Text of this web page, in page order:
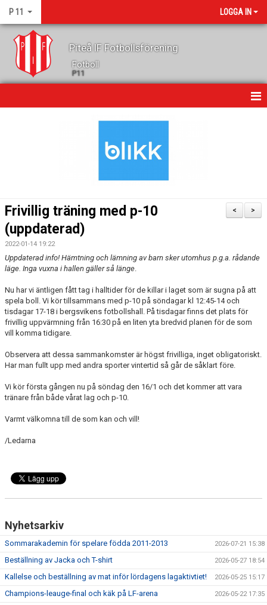
P 11 LOGGA IN
Piteå IF Fotbollsförening
Fotboll
P11
TRUPPEN
GÄSTBOK
DOKUMENT
KONTAKT
MEDLEMSKAP
>
<
Frivillig träning med p-10
(uppdaterad)
2022-01-14 19:22
Uppdaterad info! Hämtning och lämning av barn sker utomhus p.g.a. rådande
läge. Inga vuxna i hallen gäller så länge.
Nu har vi äntligen fått tag i halltider för de killar i laget som är sugna på att
spela boll. Vi kör tillsammans med p-10 på söndagar kl 12:45-14 och
tisdagar 17-18 i bergsvikens fotbollshall. På tisdagar finns det plats för
frivillig uppvärmning från 16:30 på en liten yta bredvid planen för de som
vill komma tidigare.
Observera att dessa sammankomster är högst frivilliga, inget obligatoriskt.
Har man fullt upp med andra sporter vintertid så går de såklart före.
Vi kör första gången nu på söndag den 16/1 och det kommer att vara
tränare från både vårat lag och p-10.
Varmt välkomna till de som kan och vill!
/Ledarna
Nyhetsarkiv
Sommarakademin för spelare födda 2011-2013 2026-07-21 15:38
Beställning av Jacka och T-shirt 2026-05-27 18:54
Kallelse och beställning av mat inför lördagens lagaktivtiet! 2026-05-25 15:17
Champions-leauge-final och käk på LF-arena 2026-05-22 17:35